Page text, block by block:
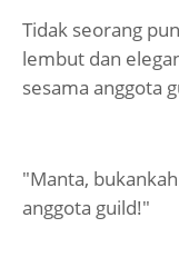
Tidak seorang
lembut dan
sesama anggota
"Manta,
anggota guild!"